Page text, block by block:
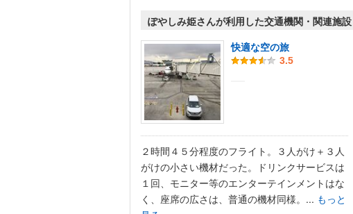
ぽやしみ姫さんが利用した交通機関・関連施設
快適な空の旅
3.5
２時間４５分程度のフライト。３人がけ＋３人
がけの小さい機材だった。ドリンクサービスは
１回、モニター等のエンターテインメントはな
く、座席の広さは、普通の機材同様。... もっと